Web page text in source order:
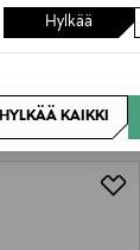
Hylkää
HYLKÄÄ KAIKKI